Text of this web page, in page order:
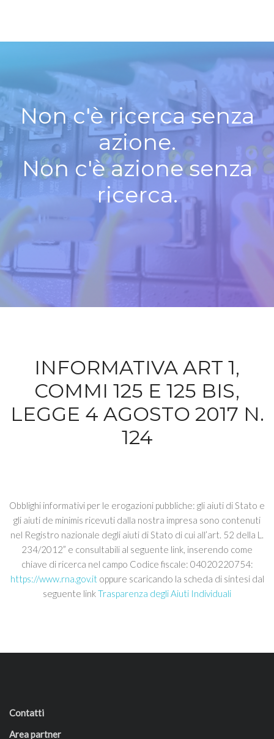
Non c'è ricerca senza
azione.
Non c'è azione senza
ricerca.
INFORMATIVA ART 1,
COMMI 125 E 125 BIS,
LEGGE 4 AGOSTO 2017 N.
124
Obblighi informativi per le erogazioni pubbliche: gli aiuti di Stato e
gli aiuti de minimis ricevuti dalla nostra impresa sono contenuti
nel Registro nazionale degli aiuti di Stato di cui all’art. 52 della L.
234/2012” e consultabili al seguente link, inserendo come
chiave di ricerca nel campo Codice fiscale: 04020220754:
https://www.rna.gov.it oppure scaricando la scheda di sintesi dal
seguente linkTrasparenza degli Aiuti Individuali
Contatti
Area partner